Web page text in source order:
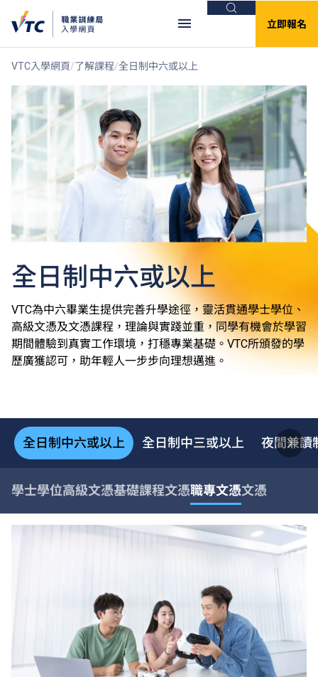
搜尋
立即報名
VTC入學網頁 了解課程 全日制中六或以上
全日制中六或以上
VTC為中六畢業生提供完善升學途徑，靈活貫通學士學位、
高級文憑及文憑課程，理論與實踐並重，同學有機會於學習
期間體驗到真實工作環境，打穩專業基礎。VTC所頒發的學
歷廣獲認可，助年輕人一步步向理想邁進。
全日制中六或以上 全日制中三或以上 夜間兼讀
學士學位高級文憑基礎課程文憑職專文憑文憑